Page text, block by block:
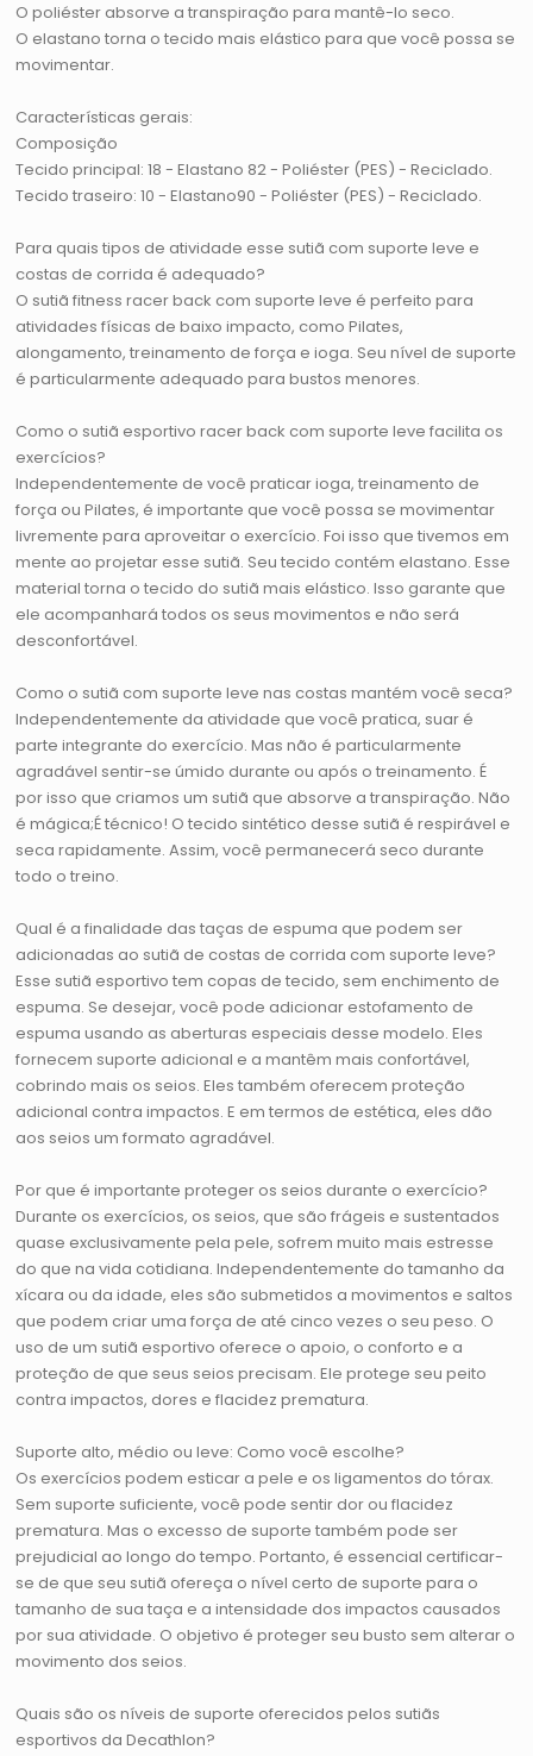
O poliéster absorve a transpiração para mantê-lo seco.
O elastano torna o tecido mais elástico para que você possa se
movimentar.
Características gerais:
Composição
Tecido principal: 18 - Elastano 82 - Poliéster (PES) - Reciclado.
Tecido traseiro: 10 - Elastano90 - Poliéster (PES) - Reciclado.
Para quais tipos de atividade esse sutiã com suporte leve e
costas de corrida é adequado?
O sutiã fitness racer back com suporte leve é perfeito para
atividades físicas de baixo impacto, como Pilates,
alongamento, treinamento de força e ioga. Seu nível de suporte
é particularmente adequado para bustos menores.
Como o sutiã esportivo racer back com suporte leve facilita os
exercícios?
Independentemente de você praticar ioga, treinamento de
força ou Pilates, é importante que você possa se movimentar
livremente para aproveitar o exercício. Foi isso que tivemos em
mente ao projetar esse sutiã. Seu tecido contém elastano. Esse
material torna o tecido do sutiã mais elástico. Isso garante que
ele acompanhará todos os seus movimentos e não será
desconfortável.
Como o sutiã com suporte leve nas costas mantém você seca?
Independentemente da atividade que você pratica, suar é
parte integrante do exercício. Mas não é particularmente
agradável sentir-se úmido durante ou após o treinamento. É
por isso que criamos um sutiã que absorve a transpiração. Não
é mágica;É técnico! O tecido sintético desse sutiã é respirável e
seca rapidamente. Assim, você permanecerá seco durante
todo o treino.
Qual é a finalidade das taças de espuma que podem ser
adicionadas ao sutiã de costas de corrida com suporte leve?
Esse sutiã esportivo tem copas de tecido, sem enchimento de
espuma. Se desejar, você pode adicionar estofamento de
espuma usando as aberturas especiais desse modelo. Eles
fornecem suporte adicional e a mantêm mais confortável,
cobrindo mais os seios. Eles também oferecem proteção
adicional contra impactos. E em termos de estética, eles dão
aos seios um formato agradável.
Por que é importante proteger os seios durante o exercício?
Durante os exercícios, os seios, que são frágeis e sustentados
quase exclusivamente pela pele, sofrem muito mais estresse
do que na vida cotidiana. Independentemente do tamanho da
xícara ou da idade, eles são submetidos a movimentos e saltos
que podem criar uma força de até cinco vezes o seu peso. O
uso de um sutiã esportivo oferece o apoio, o conforto e a
proteção de que seus seios precisam. Ele protege seu peito
contra impactos, dores e flacidez prematura.
Suporte alto, médio ou leve: Como você escolhe?
Os exercícios podem esticar a pele e os ligamentos do tórax.
Sem suporte suficiente, você pode sentir dor ou flacidez
prematura. Mas o excesso de suporte também pode ser
prejudicial ao longo do tempo. Portanto, é essencial certificar-
se de que seu sutiã ofereça o nível certo de suporte para o
tamanho de sua taça e a intensidade dos impactos causados
por sua atividade. O objetivo é proteger seu busto sem alterar o
movimento dos seios.
Quais são os níveis de suporte oferecidos pelos sutiãs
esportivos da Decathlon?